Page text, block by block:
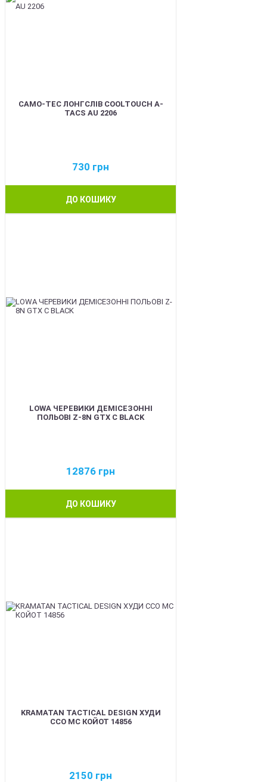
CAMO-TEC ЛОНГСЛІВ COOLTOUCH A-
TACS AU 2206
730 грн
ДО КОШИКУ
LOWA ЧЕРЕВИКИ ДЕМІСЕЗОННІ
ПОЛЬОВІ Z-8N GTX C BLACK
12876 грн
ДО КОШИКУ
KRAMATAN TACTICAL DESIGN ХУДИ
ССО МС КОЙОТ 14856
2150 грн